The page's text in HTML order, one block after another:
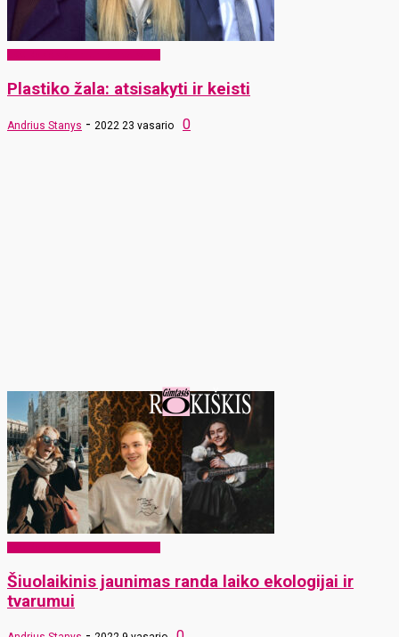
Plastiko žala: atsisakyti ir keisti
Andrius Stanys - 2022 23 vasario 0
Šiuolaikinis jaunimas randa laiko ekologijai ir
tvarumui